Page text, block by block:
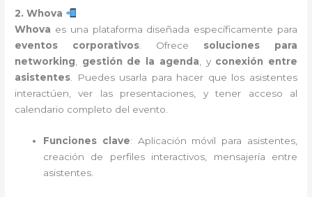
2. Whova
Whova es una plataforma diseñada específicamente para
eventos corporativos . Ofrece soluciones para
networking
gestión de la agenda , y conexión entre
asistentes . Puedes usarla para hacer que los asistentes
interactúen, ver las presentaciones, y tener acceso al
calendario completo del evento.
Funciones clave: Aplicación móvil para asistentes,
creación de perfiles interactivos, mensajería entre
asistentes.